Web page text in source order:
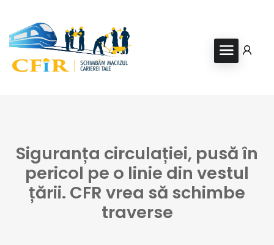
Siguranța circulației, pusă în
pericol pe o linie din vestul
țării. CFR vrea să schimbe
traverse